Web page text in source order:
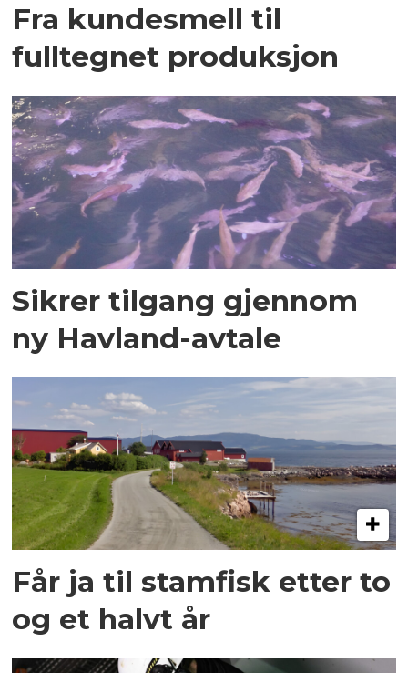
Fra kundesmell til
fulltegnet produksjon
Sikrer tilgang gjennom
ny Havland-avtale
Får ja til stamfisk etter to
og et halvt år